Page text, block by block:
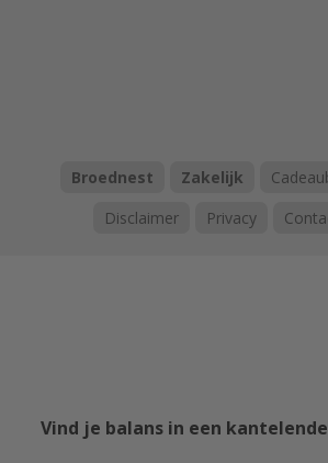
Broednest Zakelijk
Disclaimer
Privacy
Vind je balans in een